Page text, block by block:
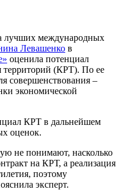
лучших международных
Левашенко в
оценила потенциал
территорий (КРТ). По ее
совершенствования –
экономической
КРТ в дальнейшем
оценок.
не понимают, насколько
на КРТ, а реализация
поэтому
эксперт.